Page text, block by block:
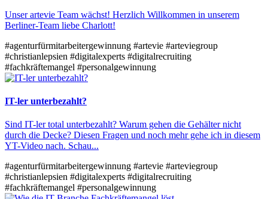
Unser artevie Team wächst! Herzlich Willkommen in unserem
Berliner-Team liebe Charlott!
#agenturfürmitarbeitergewinnung #artevie #arteviegroup
#christianlepsien #digitalexperts #digitalrecruiting
#fachkräftemangel #personalgewinnung
IT-ler unterbezahlt?
Sind IT-ler total unterbezahlt? Warum gehen die Gehälter nicht
durch die Decke? Diesen Fragen und noch mehr gehe ich in diesem
YT-Video nach. Schau...
#agenturfürmitarbeitergewinnung #artevie #arteviegroup
#christianlepsien #digitalexperts #digitalrecruiting
#fachkräftemangel #personalgewinnung